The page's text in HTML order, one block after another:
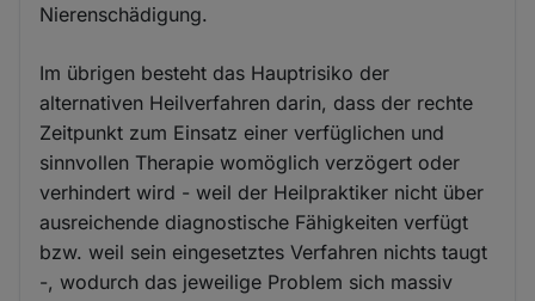
Nierenschädigung.
Im übrigen besteht das Hauptrisiko der
alternativen Heilverfahren darin, dass der rechte
Zeitpunkt zum Einsatz einer verfüglichen und
sinnvollen Therapie womöglich verzögert oder
verhindert wird - weil der Heilpraktiker nicht über
ausreichende diagnostische Fähigkeiten verfügt
bzw. weil sein eingesetztes Verfahren nichts taugt
-, wodurch das jeweilige Problem sich massiv